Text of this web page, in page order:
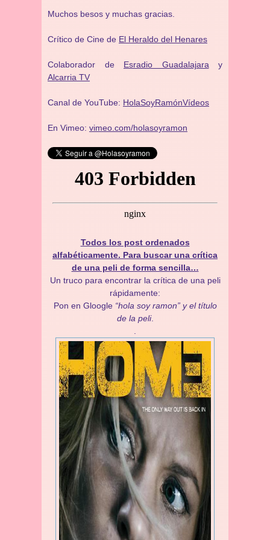
Muchos besos y muchas gracias.
Crítico de Cine de El Heraldo del Henares
Colaborador de Esradio Guadalajara y
Alcarria TV
Canal de YouTube: HolaSoyRamónVídeos
En Vimeo: vimeo.com/holasoyramon
Todos los post ordenados
alfabéticamente. Para buscar una crítica
de una peli de forma sencilla…
Un truco para encontrar la crítica de una peli
rápidamente:
Pon en Gloogle “hola soy ramon” y el título
de la peli.